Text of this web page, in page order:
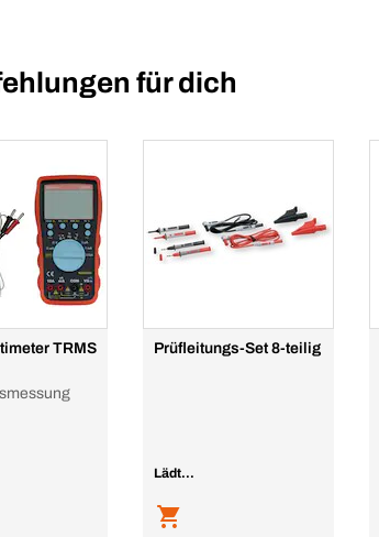
für dich
TRMS
Prüfleitungs-Set 8-teilig
Lädt...